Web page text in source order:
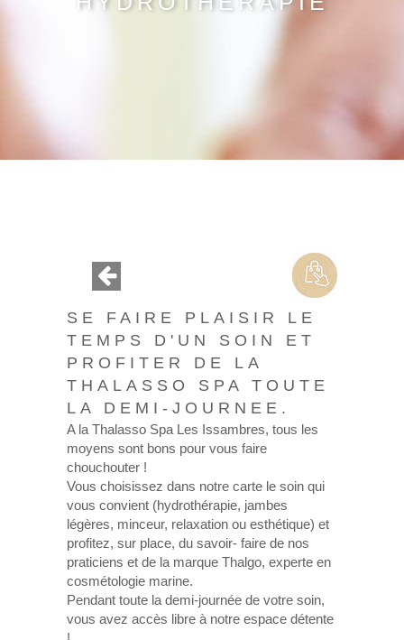
SE FAIRE PLAISIR LE
TEMPS D'UN SOIN ET
PROFITER DE LA
THALASSO SPA TOUTE
LA DEMI-JOURNEE.
A la Thalasso Spa Les Issambres, tous les
moyens sont bons pour vous faire
chouchouter !
Vous choisissez dans notre carte le soin qui
vous convient (hydrothérapie, jambes
légères, minceur, relaxation ou esthétique) et
profitez, sur place, du savoir- faire de nos
praticiens et de la marque Thalgo, experte en
cosmétologie marine.
Pendant toute la demi-journée de votre soin,
vous avez accès libre à notre espace détente